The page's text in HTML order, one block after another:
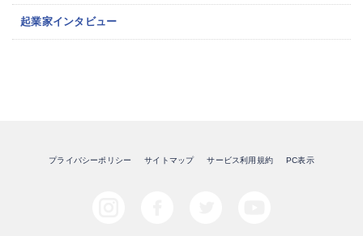
起業家インタビュー
プライバシーポリシー サイトマップ サービス利用規約 PC表示